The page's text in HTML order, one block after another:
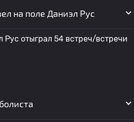
на поле Даниэл Рус
отыграл 54 встреч/встречи